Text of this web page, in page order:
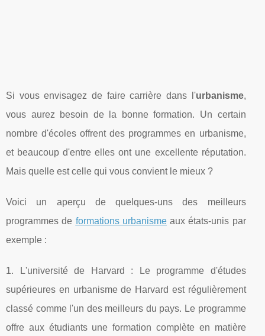
Si vous envisagez de faire carrière dans l'urbanisme,
vous aurez besoin de la bonne formation. Un certain
nombre d'écoles offrent des programmes en urbanisme,
et beaucoup d'entre elles ont une excellente réputation.
Mais quelle est celle qui vous convient le mieux ?
Voici un aperçu de quelques-uns des meilleurs
programmes de formations urbanismeaux états-unis par
exemple :
1. L'université de Harvard : Le programme d'études
supérieures en urbanisme de Harvard est régulièrement
classé comme l'un des meilleurs du pays. Le programme
offre aux étudiants une formation complète en matière